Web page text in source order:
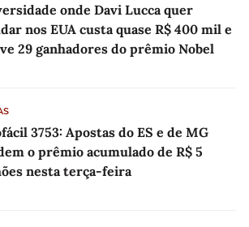
onde Davi Lucca quer
nos EUA custa quase R$ 400 mil e
29 ganhadores do prêmio Nobel
3753: Apostas do ES e de MG
o prêmio acumulado de R$ 5
nesta terça-feira